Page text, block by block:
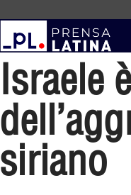
Israele
siriano